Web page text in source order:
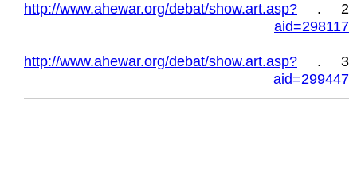
2 .
http://www.ahewar.org/debat/show.art.asp?
aid=298117
3 .
http://www.ahewar.org/debat/show.art.asp?
aid=299447